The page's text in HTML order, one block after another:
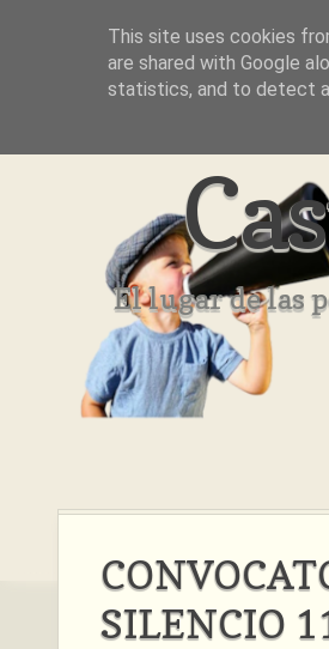
Inicio Aviso Legal
El lugar de las
SILENCIO
This site uses cookies
are shared with Google
statistics, and to detect